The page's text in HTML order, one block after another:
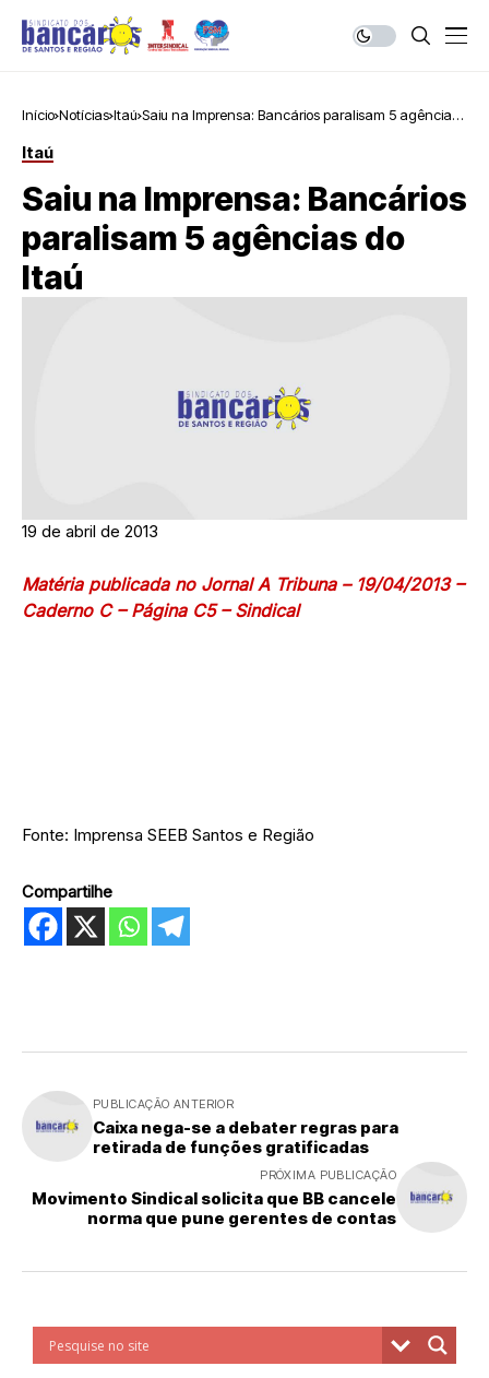
Início Notícias Itaú Saiu na Imprensa: Bancários paralisam 5 agências
Itaú
Saiu na Imprensa: Bancários
paralisam 5 agências do
Itaú
19 de abril de 2013
Matéria publicada no Jornal A Tribuna – 19/04/2013 –
Caderno C – Página C5 – Sindical
Fonte: Imprensa SEEB Santos e Região
Compartilhe
PUBLICAÇÃO ANTERIOR
Caixa nega-se a debater regras para
retirada de funções gratificadas
PRÓXIMA PUBLICAÇÃO
Movimento Sindical solicita que BB cancele
norma que pune gerentes de contas